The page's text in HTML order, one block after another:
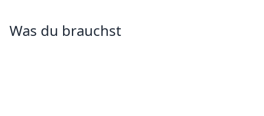
Was du brauchst